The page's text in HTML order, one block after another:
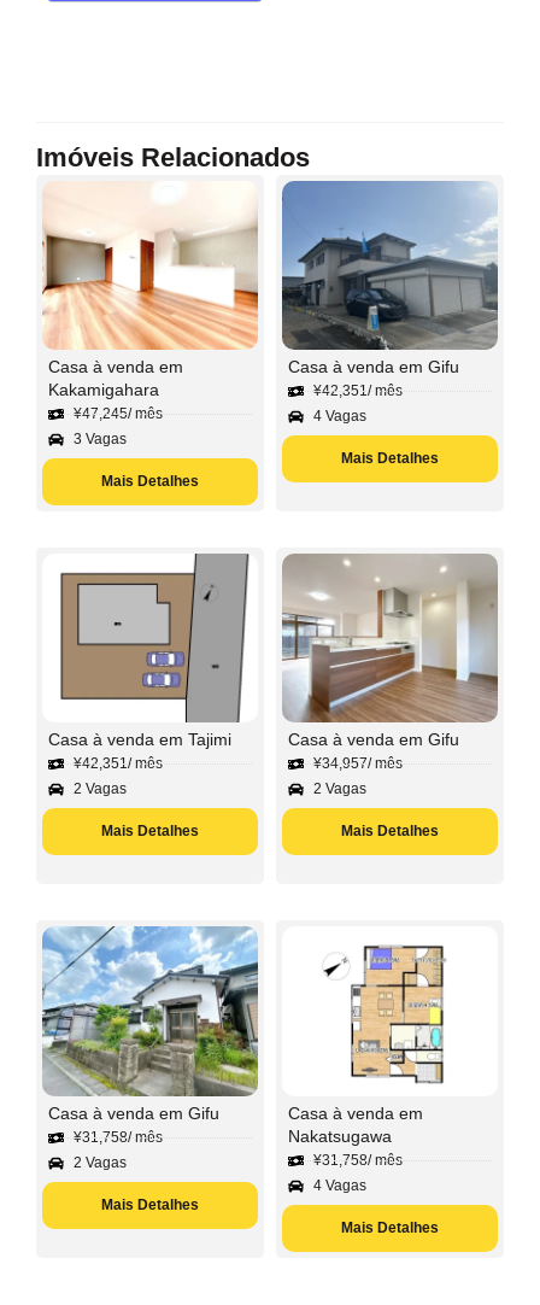
Imóveis Relacionados
Casa à venda em
Kakamigahara
¥47,245/ mês
3 Vagas
Mais Detalhes
Casa à venda em Gifu
¥42,351/ mês
4 Vagas
Mais Detalhes
Casa à venda em Tajimi
¥42,351/ mês
2 Vagas
Mais Detalhes
Casa à venda em Gifu
¥34,957/ mês
2 Vagas
Mais Detalhes
Casa à venda em Gifu
¥31,758/ mês
2 Vagas
Mais Detalhes
Casa à venda em
Nakatsugawa
¥31,758/ mês
4 Vagas
Mais Detalhes